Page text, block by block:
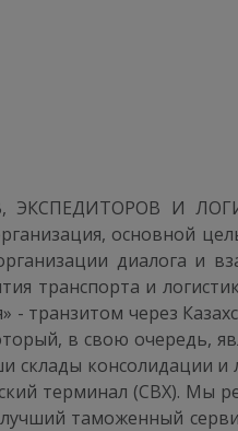
ЭКСПЕДИТОРОВ И
основной
диалога и
транспорта и
- транзитом через
в свою очередь,
консолидации и
терминал (СВХ). Мы
таможенный